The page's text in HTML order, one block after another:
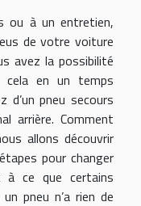
ou à un entretien,
de votre voiture
avez la possibilité
en un temps
pneu secours
arrière. Comment
allons découvrir
pour changer
à ce que certains
pneu n’a rien de